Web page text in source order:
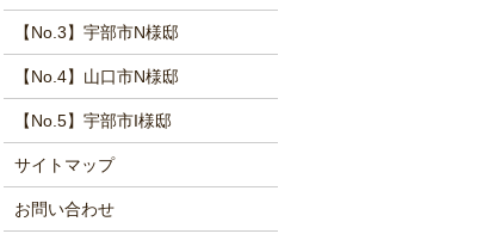
【No.3】宇部市N様邸
【No.4】山口市N様邸
【No.5】宇部市I様邸
サイトマップ
お問い合わせ